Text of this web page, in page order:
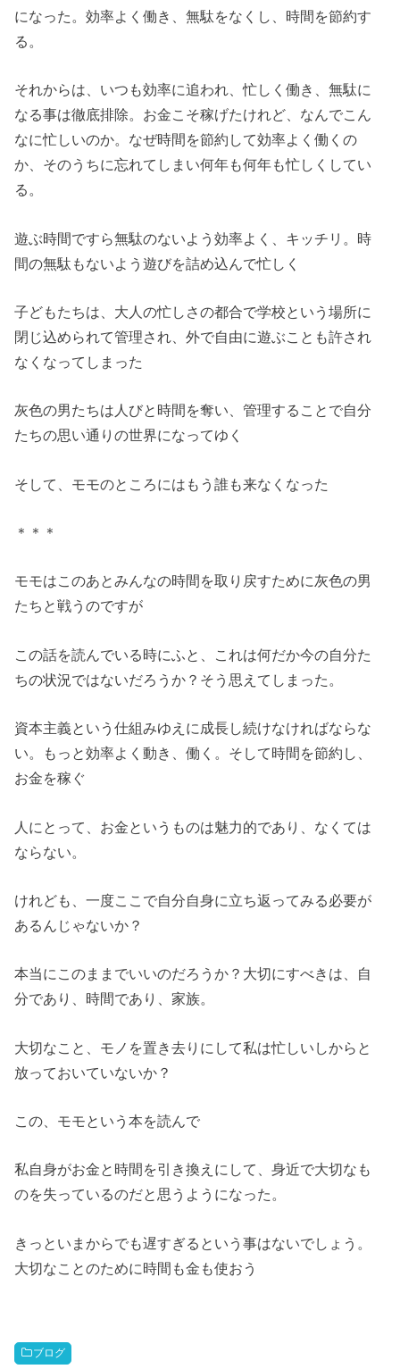
になった。効率よく働き、無駄をなくし、時間を節約す
る。
それからは、いつも効率に追われ、忙しく働き、無駄に
なる事は徹底排除。お金こそ稼げたけれど、なんでこん
なに忙しいのか。なぜ時間を節約して効率よく働くの
か、そのうちに忘れてしまい何年も何年も忙しくしてい
る。
遊ぶ時間ですら無駄のないよう効率よく、キッチリ。時
間の無駄もないよう遊びを詰め込んで忙しく
子どもたちは、大人の忙しさの都合で学校という場所に
閉じ込められて管理され、外で自由に遊ぶことも許され
なくなってしまった
灰色の男たちは人びと時間を奪い、管理することで自分
たちの思い通りの世界になってゆく
そして、モモのところにはもう誰も来なくなった
＊＊＊
モモはこのあとみんなの時間を取り戻すために灰色の男
たちと戦うのですが
この話を読んでいる時にふと、これは何だか今の自分た
ちの状況ではないだろうか？そう思えてしまった。
資本主義という仕組みゆえに成長し続けなければならな
い。もっと効率よく動き、働く。そして時間を節約し、
お金を稼ぐ
人にとって、お金というものは魅力的であり、なくては
ならない。
けれども、一度ここで自分自身に立ち返ってみる必要が
あるんじゃないか？
本当にこのままでいいのだろうか？大切にすべきは、自
分であり、時間であり、家族。
大切なこと、モノを置き去りにして私は忙しいしからと
放っておいていないか？
この、モモという本を読んで
私自身がお金と時間を引き換えにして、身近で大切なも
のを失っているのだと思うようになった。
きっといまからでも遅すぎるという事はないでしょう。
大切なことのために時間も金も使おう
ブログ